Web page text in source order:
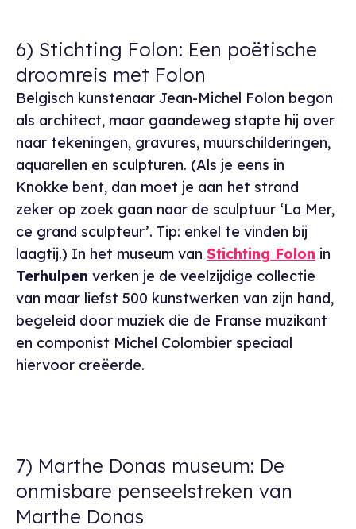
6) Stichting Folon: Een poëtische
droomreis met Folon
Belgisch kunstenaar Jean-Michel Folon begon
als architect, maar gaandeweg stapte hij over
naar tekeningen, gravures, muurschilderingen,
aquarellen en sculpturen. (Als je eens in
Knokke bent, dan moet je aan het strand
zeker op zoek gaan naar de sculptuur ‘La Mer,
ce grand sculpteur’. Tip: enkel te vinden bij
laagtij.) In het museum van Stichting Folon in
Terhulpen verken je de veelzijdige collectie
van maar liefst 500 kunstwerken van zijn hand,
begeleid door muziek die de Franse muzikant
en componist Michel Colombier speciaal
hiervoor creëerde.
7) Marthe Donas museum: De
onmisbare penseelstreken van
Marthe Donas